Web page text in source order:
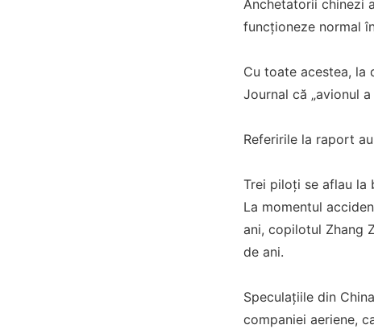
Anchetatorii chinezi
funcționeze normal
Cu toate acestea, la
Journal că „avionul
Referirile la raport
Trei piloți se aflau la
La momentul
ani, copilotul Zhang
de ani.
Speculațiile din
companiei aeriene,